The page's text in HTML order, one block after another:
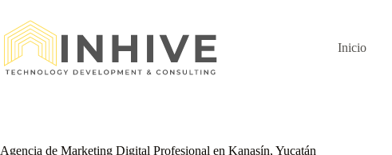
contenido
Inicio
Agencia de Marketing Digital Profesional en Kanasín, Yucatán